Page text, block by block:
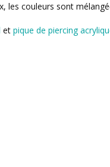
couleurs sont
et pique de piercing